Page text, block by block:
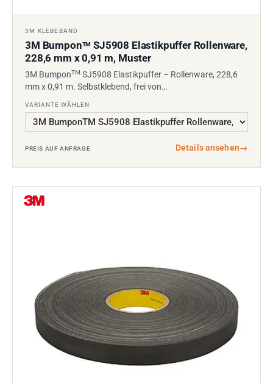
3M KLEBEBAND
3M BumponTM SJ5908 Elastikpuffer Rollenware,
228,6 mm x 0,91 m, Muster
3M BumponTM SJ5908 Elastikpuffer – Rollenware, 228,6
mm x 0,91 m. Selbstklebend, frei von…
VARIANTE WÄHLEN
PREIS AUF ANFRAGE Details ansehen→